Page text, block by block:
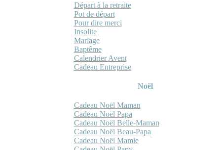
Départ à la retraite
Pot de départ
Pour dire merci
Insolite
Mariage
Baptême
Calendrier Avent
Cadeau Entreprise
Noël
Cadeau Noël Maman
Cadeau Noël Papa
Cadeau Noël Belle-Maman
Cadeau Noël Beau-Papa
Cadeau Noël Mamie